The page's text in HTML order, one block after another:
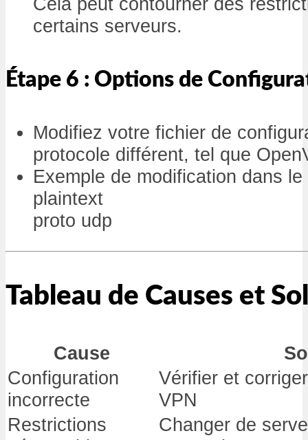
certains serveurs.
Étape 6 : Options de
Modifiez votre fichier de
protocole différent, tel que
Exemple de modification dans
plaintext
proto udp
Tableau de Causes et
Cause
Configuration
incorrecte
Vérifier et
VPN
Restrictions
Changer de